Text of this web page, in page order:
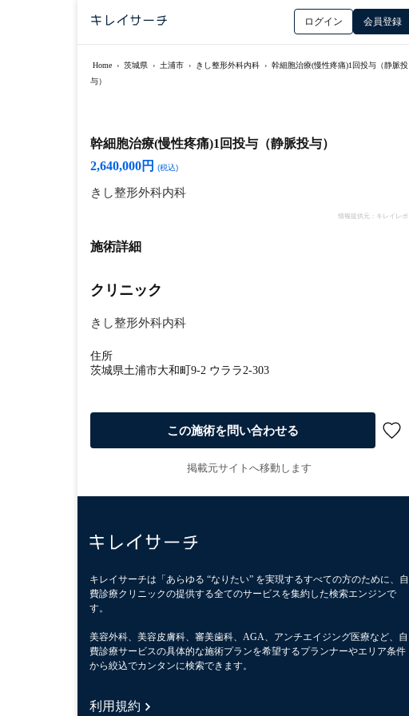
ログイン 会員登録
Home › 茨城県 › 土浦市 › きし整形外科内科 › 幹細胞治療(慢性疼痛)1回投与（静脈投
与）
幹細胞治療(慢性疼痛)1回投与（静脈投与）
2,640,000円
(税込)
きし整形外科内科
情報提供元：キレイレポ
施術詳細
クリニック
きし整形外科内科
住所
茨城県土浦市大和町9-2 ウララ2-303
この施術を問い合わせる
掲載元サイトへ移動します
キレイサーチは「あらゆる “なりたい” を実現するすべての方のために、自
費診療クリニックの提供する全てのサービスを集約した検索エンジンで
す。
美容外科、美容皮膚科、審美歯科、AGA、アンチエイジング医療など、自
費診療サービスの具体的な施術プランを希望するプランナーやエリア条件
から絞込でカンタンに検索できます。
利用規約